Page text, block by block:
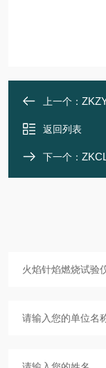
上一个：
返回列表
下一个：